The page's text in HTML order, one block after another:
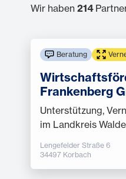
Wir haben 214
Beratung
Frankenberg
Unterstützung,
im Landkreis
Lengefelder Straße 6
34497 Korbach